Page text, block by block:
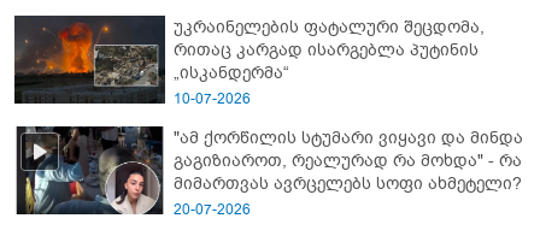
უკრაინელების ფატალური შეცდომა,
რითაც კარგად ისარგებლა პუტინის
„ისკანდერმა“
10-07-2026
"ამ ქორწილის სტუმარი ვიყავი და მინდა
გაგიზიაროთ, რეალურად რა მოხდა" - რა
მიმართვას ავრცელებს სოფი ახმეტელი?
20-07-2026